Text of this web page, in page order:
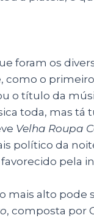
foram os
como o
o título da
toda, mas tá
Velha Roupa
político da
favorecido pela
mais alto pode
, composta por